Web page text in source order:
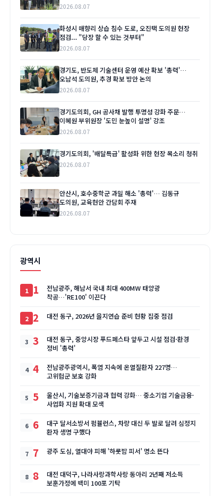
2026.08.07
화성시 매향리 상습 침수 도로, 오진택 도의원 현장
점검... "당장 할 수 있는 것부터"
2026.08.07
경기도, 반도체 기술센터 운영 예산 확보 '총력'…
오남석 도의원, 추경 확보 방안 논의
2026.08.07
경기도의회, GH 공사채 발행 투명성 강화 주문…
이혜원 부위원장 '도민 눈높이 설명' 강조
2026.08.07
경기도의회, '배달특급' 활성화 위한 현장 목소리 청취
2026.08.07
안산시, 호수중학군 과밀 해소 '총력'… 김동규
도의원, 교육현안 간담회 주재
2026.08.07
광역시
1
전남광주, 해남서 국내 최대 400MW 태양광
착공…'RE100' 이끈다
2 대전 동구, 2026년 을지연습 준비 현황 집중 점검
3
대전 동구, 중앙시장 푸드페스타 앞두고 시설 점검·환경
정비 '총력'
4
전남광주광역시, 폭염 지속에 온열질환자 227명…
고위험군 보호 강화
5
울산시, 기술보증기금과 협력 강화… 중소기업 기술금융·
사업화 지원 확대 모색
6
대구 달서소방서 펌뷸런스, 차량 대신 두 발로 달려 심정지
환자 생명 구했다
7 광주 도심, 열대야 피해 '하룻밤 피서' 명소 뜬다
8
대전 대덕구, 나라사랑과학사랑 동아리 2년째 저소득
보훈가정에 백미 100포 기탁